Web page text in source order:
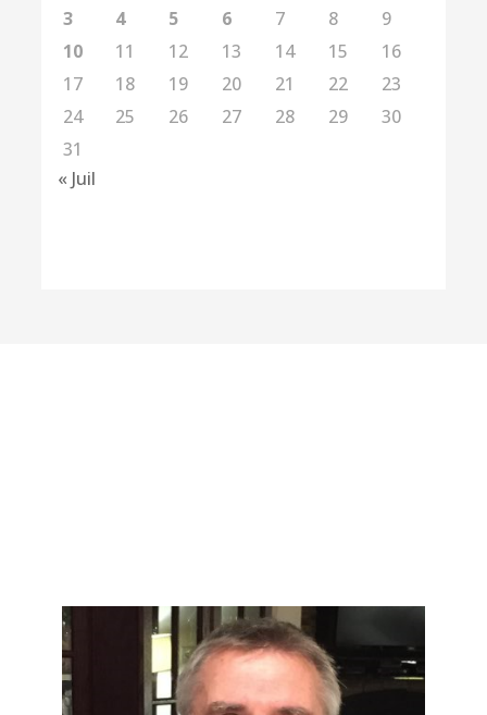
3
4 5 6 7 8
9
10
11 12 13 14 15
16
17
18 19 20 21 22
23
24
25 26 27 28 29
30
31
« Juil